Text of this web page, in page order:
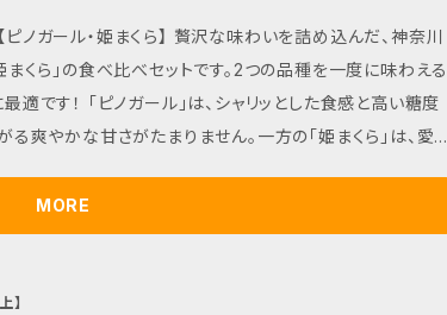
沢な味わいを詰め込んだ、神奈川
くら」の食べ比べセットです。2つの品種を一度に味わえる
た食感と高い糖度
爽やかな甘さがたまりません。一方の「姫まくら」は、愛ら
のご提供です。異なる食感と甘さを一度にお楽しみいた
すことで、それぞれの甘さが一層引き立ちます。特別な夏
MORE
】